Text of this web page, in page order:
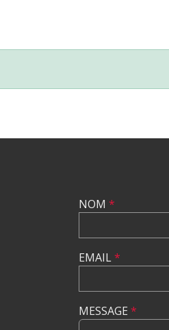
NOM *
EMAIL*
MESSAGE *